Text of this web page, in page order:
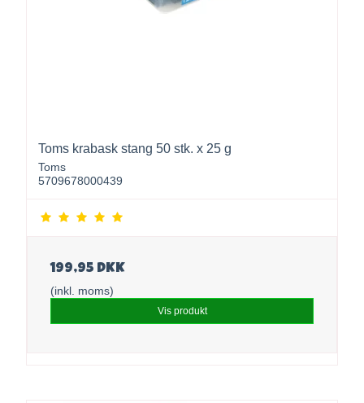
Toms krabask stang 50 stk. x 25 g
Toms
5709678000439
199,95 DKK
(inkl. moms)
Vis produkt